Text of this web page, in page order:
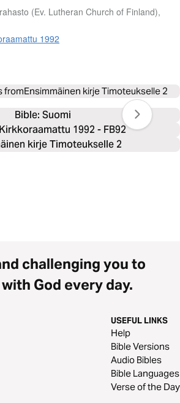
(Ev. Lutheran Church of Finland),
1992
fromEnsimmäinen kirje Timoteukselle 2
Bible: Suomi
1992 - FB92
kirje Timoteukselle 2
challenging you to
God every day.
USEFUL LINKS
Help
Bible Versions
Audio Bibles
Bible Languages
Verse of the Day